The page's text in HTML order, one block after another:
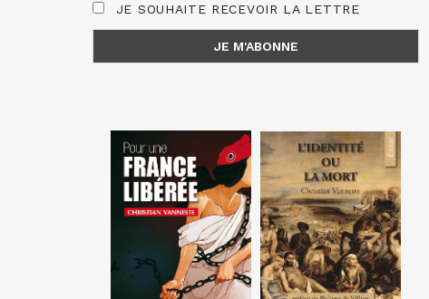
JE SOUHAITE RECEVOIR LA LETTRE